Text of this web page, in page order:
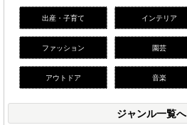
出産・子育て インテリア
ファッション 園芸
アウトドア 音楽
ジャンル一覧へ